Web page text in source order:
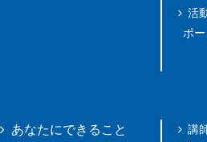
活
ポー
あなたにできること
講